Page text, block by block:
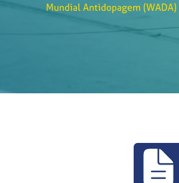
Mundial Antidopagem (WADA)